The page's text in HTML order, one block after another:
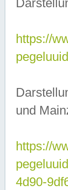
https://
und
https://
4d90-